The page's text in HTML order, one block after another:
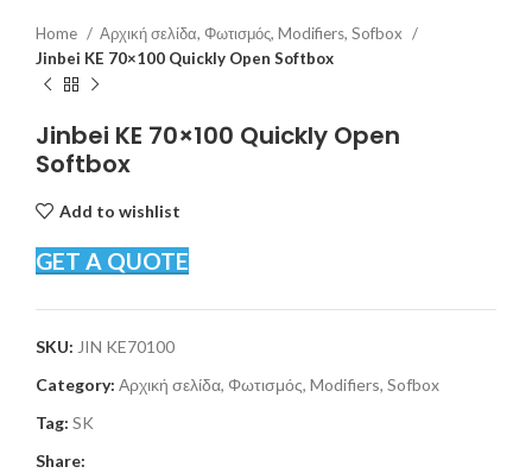
Home
Αρχική σελίδα, Φωτισμός, Modifiers, Sofbox
Jinbei KE 70×100 Quickly Open Softbox
Jinbei KE 70×100 Quickly Open
Softbox
Add to wishlist
GET A QUOTE
SKU: JIN KE70100
Category: Αρχική σελίδα, Φωτισμός, Modifiers, Sofbox
Tag: SK
Share: